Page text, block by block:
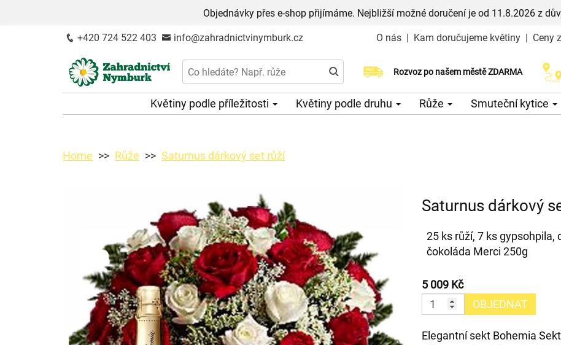
Objednávky přes e-shop přijímáme. Nejbližší možné doručení je od 11.8.2026 z
+420 724 522 403 info@zahradnictvinymburk.cz O nás | Kam doručujeme květiny | Ceny
Rozvoz po našem městě ZDARMA
Možný výběr času a dne doručení
Květiny podle příležitosti Květiny podle druhu Růže Smuteční kytice
Home Růže Saturnus dárkový set růží
Saturnus dárkový
25 ks růží, 7 ks
čokoláda Merci 250g
5 009 Kč
OBJEDNAT
Elegantní sekt Bohemia